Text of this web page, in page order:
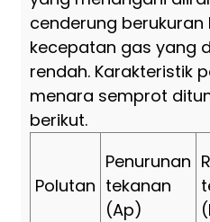
cenderung
kecepatan gas yang
rendah. Karakteristik
menara semprot
berikut.
Polutan
Penurunan
tekanan
(Ap)